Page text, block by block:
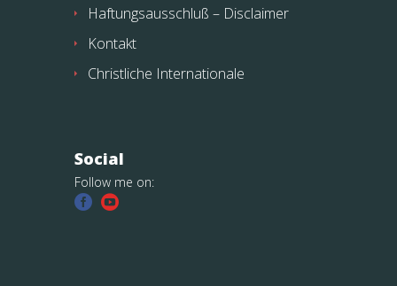
Haftungsausschluß – Disclaimer
Kontakt
Christliche Internationale
Social
Follow me on: